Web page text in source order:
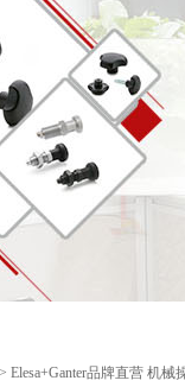
> Elesa+Ganter品牌直营 机